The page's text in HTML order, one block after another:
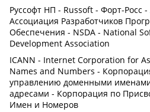
Руссофт НП - Russoft - Форт-Росс
Ассоциация Разработчиков
Обеспечения - NSDA - National
Development Association
ICANN - Internet Corporation for
Names and Numbers -
управлению доменными
адресами - Корпорация по
Имен и Номеров